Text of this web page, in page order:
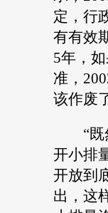
定，行
有有效
5年，
准，
该作废
“既
开小排
开放到
出，这